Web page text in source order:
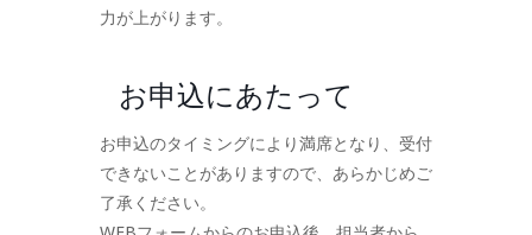
力が上がります。
お申込にあたって
お申込のタイミングにより満席となり、受付
できないことがありますので、あらかじめご
了承ください。